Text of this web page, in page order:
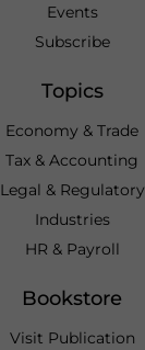
Events
Subscribe
Topics
Economy & Trade
Tax & Accounting
Legal & Regulatory
Industries
HR & Payroll
Bookstore
Visit Publication